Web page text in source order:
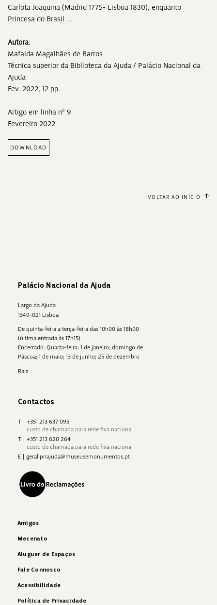
Carlota Joaquina (Madrid 1775- Lisboa 1830), enquanto
Princesa do Brasil ...
Autora:
Mafalda Magalhães de Barros
Técnica superior da Biblioteca da Ajuda / Palácio Nacional da
Ajuda
Fev. 2022, 12 pp.
Artigo em linha nº 9
Fevereiro 2022
DOWNLOAD
VOLTAR AO INÍCIO
Palácio Nacional da Ajuda
Largo da Ajuda
1349-021 Lisboa
De quinta-feira a terça-feira das 10h00 às 18h00
(última entrada às 17h15)
Encerrado: Quarta-feira; 1 de janeiro; domingo de
Páscoa; 1 de maio; 13 de junho; 25 de dezembro
Raiz
Contactos
T
+351 213 637 095
custo de chamada para rede fixa nacional
T
+351 213 620 264
custo de chamada para rede fixa nacional
E
geral.pnajuda@museusemonumentos.pt
Amigos
Mecenato
Aluguer de Espaços
Fale Connosco
Acessibilidade
Política de Privacidade